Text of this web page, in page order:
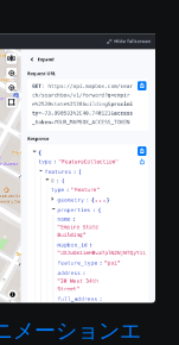
メーションエ